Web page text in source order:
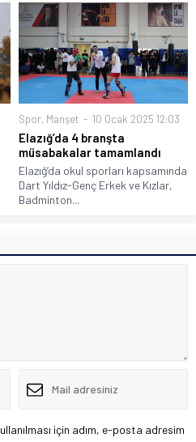
Spor, Manşet 10 Ocak 2025 12:03
Elazığ’da 4 branşta
müsabakalar tamamlandı
Elazığ’da okul sporları kapsamında
Dart Yıldız-Genç Erkek ve Kızlar,
Badminton...
için adım, e-posta adresim